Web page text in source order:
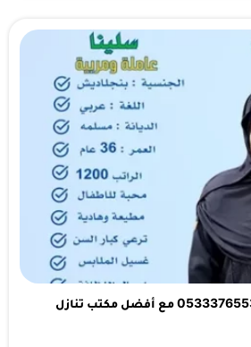
تنازل عاملات منزليه 0533376553 مع أفضل مكتب تنازل